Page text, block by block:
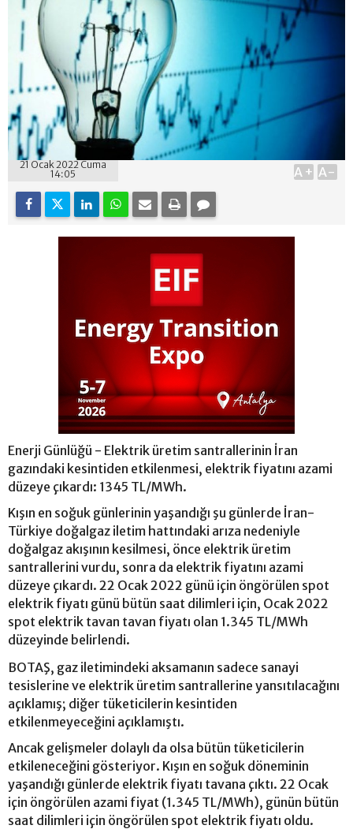
21 Ocak 2022 Cuma
14:05
A+ A-
Enerji Günlüğü - Elektrik üretim santrallerinin İran
gazındaki kesintiden etkilenmesi, elektrik fiyatını azami
düzeye çıkardı: 1345 TL/MWh.
Kışın en soğuk günlerinin yaşandığı şu günlerde İran-
Türkiye doğalgaz iletim hattındaki arıza nedeniyle
doğalgaz akışının kesilmesi, önce elektrik üretim
santrallerini vurdu, sonra da elektrik fiyatını azami
düzeye çıkardı. 22 Ocak 2022 günü için öngörülen spot
elektrik fiyatı günü bütün saat dilimleri için, Ocak 2022
spot elektrik tavan tavan fiyatı olan 1.345 TL/MWh
düzeyinde belirlendi.
BOTAŞ, gaz iletimindeki aksamanın sadece sanayi
tesislerine ve elektrik üretim santrallerine yansıtılacağını
açıklamış; diğer tüketicilerin kesintiden
etkilenmeyeceğini açıklamıştı.
Ancak gelişmeler dolaylı da olsa bütün tüketicilerin
etkileneceğini gösteriyor. Kışın en soğuk döneminin
yaşandığı günlerde elektrik fiyatı tavana çıktı. 22 Ocak
için öngörülen azami fiyat (1.345 TL/MWh), günün bütün
saat dilimleri için öngörülen spot elektrik fiyatı oldu.